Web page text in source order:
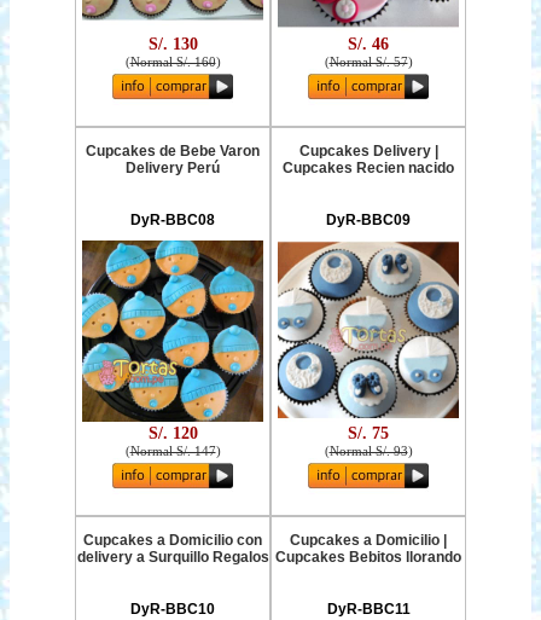
S/. 130
(Normal S/. 160)
S/. 46
(Normal S/. 57)
Cupcakes de Bebe Varon
Delivery Perú
DyR-BBC08
S/. 120
(Normal S/. 147)
Cupcakes Delivery |
Cupcakes Recien nacido
DyR-BBC09
S/. 75
(Normal S/. 93)
Cupcakes a Domicilio con
delivery a Surquillo Regalos
DyR-BBC10
Cupcakes a Domicilio |
Cupcakes Bebitos llorando
DyR-BBC11